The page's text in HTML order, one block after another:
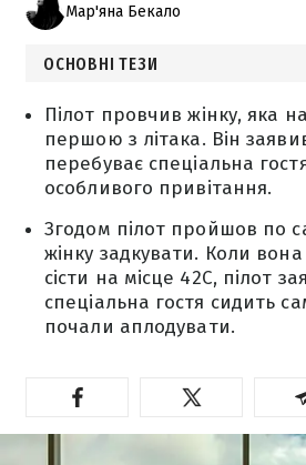
Мар'яна Бекало
ОСНОВНІ ТЕЗИ
Пілот провчив жінку, яка
першою з літака. Він
перебуває спеціальна
особливого привітання.
Згодом пілот пройшов по
жінку задкувати. Коли
сісти на місце 42С, пілот
спеціальна гостя сидить
почали аплодувати.